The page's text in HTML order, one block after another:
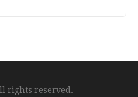
rights reserved.